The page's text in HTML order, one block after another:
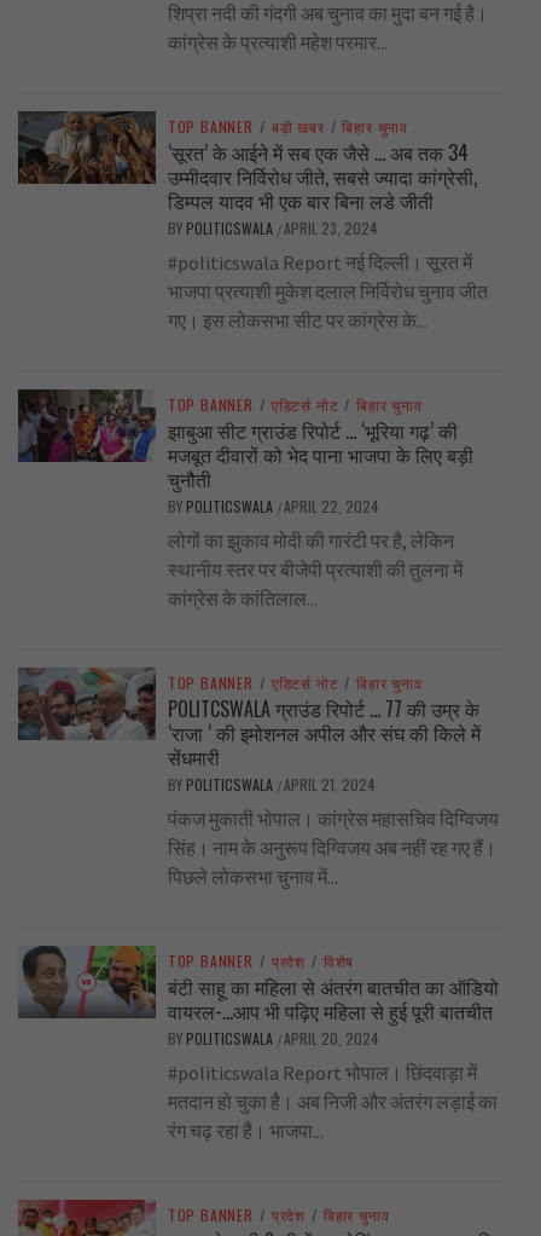
शिप्रा नदी की गंदगी अब चुनाव का मुदा बन गई है।
कांग्रेस के प्रत्याशी महेश परमार...
TOP BANNER / बड़ी खबर / बिहार चुनाव
‘सूरत’ के आईने में सब एक जैसे … अब तक 34
उम्मीदवार निर्विरोध जीते, सबसे ज्यादा कांग्रेसी,
डिम्पल यादव भी एक बार बिना लडे जीती
BY POLITICSWALA /APRIL 23, 2024
#politicswala Report नई दिल्ली। सूरत में
भाजपा प्रत्याशी मुकेश दलाल निर्विरोध चुनाव जीत
गए। इस लोकसभा सीट पर कांग्रेस के...
TOP BANNER / एडिटर्स नोट / बिहार चुनाव
झाबुआ सीट ग्राउंड रिपोर्ट … ‘भूरिया गढ़’ की
मजबूत दीवारों को भेद पाना भाजपा के लिए बड़ी
चुनौती
BY POLITICSWALA /APRIL 22, 2024
लोगों का झुकाव मोदी की गारंटी पर है, लेकिन
स्थानीय स्तर पर बीजेपी प्रत्याशी की तुलना में
कांग्रेस के कांतिलाल...
TOP BANNER / एडिटर्स नोट / बिहार चुनाव
POLITCSWALA ग्राउंड रिपोर्ट … 77 की उम्र के
‘राजा ‘ की इमोशनल अपील और संघ की किले में
सेंधमारी
BY POLITICSWALA /APRIL 21, 2024
पंकज मुकाती भोपाल। कांग्रेस महासचिव दिग्विजय
सिंह। नाम के अनुरूप दिग्विजय अब नहीं रह गए हैं।
पिछले लोकसभा चुनाव में...
TOP BANNER / प्रदेश / विशेष
बंटी साहू का महिला से अंतरंग बातचीत का ऑडियो
वायरल-…आप भी पढ़िए महिला से हुई पूरी बातचीत
BY POLITICSWALA /APRIL 20, 2024
#politicswala Report भोपाल। छिंदवाड़ा में
मतदान हो चुका है। अब निजी और अंतरंग लड़ाई का
रंग चढ़ रहा है। भाजपा...
TOP BANNER / प्रदेश / बिहार चुनाव